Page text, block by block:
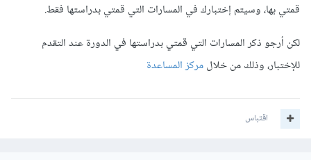
قمتي بها، وسيتم إختبارك في المسارات التي قمتي بدراستها فقط.
لكن أرجو ذكر المسارات التي قمتي بدراستها في الدورة عند التقدم
للإختبار، وذلك من خلالمركز المساعدة
اقتباس